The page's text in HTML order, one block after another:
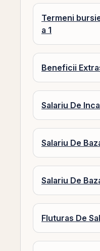
Termeni
a 1
Beneficii
Salariu De
Salariu De
Salariu De
Fluturas De